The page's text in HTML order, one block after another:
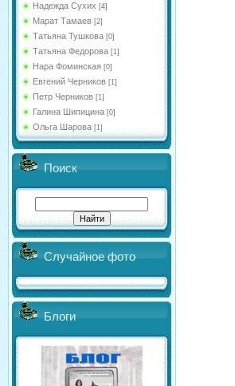
Надежда Сухих [4]
Марат Тамаев [2]
Татьяна Тушкова [0]
Татьяна Федорова [1]
Нара Фоминская [0]
Евгений Черников [1]
Петр Черников [1]
Галина Шипицина [0]
Ольга Шарова [1]
Поиск
Случайное фото
Блоги